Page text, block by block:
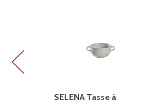
SELENA Tasse à